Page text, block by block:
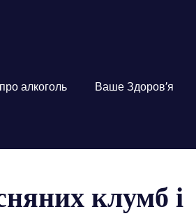
алкоголь Ваше Здоров’я
клумб і